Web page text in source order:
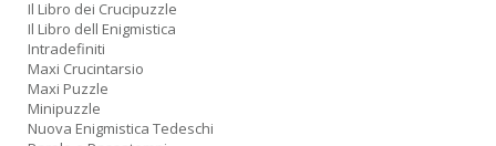
Il Libro dei Crucipuzzle
Il Libro dell Enigmistica
Intradefiniti
Maxi Crucintarsio
Maxi Puzzle
Minipuzzle
Nuova Enigmistica Tedeschi